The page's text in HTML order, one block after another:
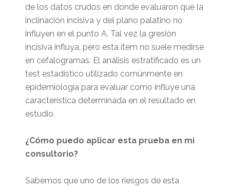
de los datos crudos en donde evaluaron que la
inclinación incisiva y del plano palatino no
influyen en el punto A. Tal vez la gresión
incisiva influya, pero esta ítem no suele medirse
en cefalogramas. El análisis estratificado es un
test estadístico utilizado comúnmente en
epidemiología para evaluar como influye una
característica determinada en el resultado en
estudio.
¿Cómo puedo aplicar esta prueba en mi
consultorio?
Sabemos que uno de los riesgos de esta